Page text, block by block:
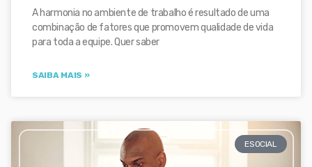
A harmonia no ambiente de trabalho é resultado de uma
combinação de fatores que promovem qualidade de vida
para toda a equipe. Quer saber
SAIBA MAIS »
ESOCIAL